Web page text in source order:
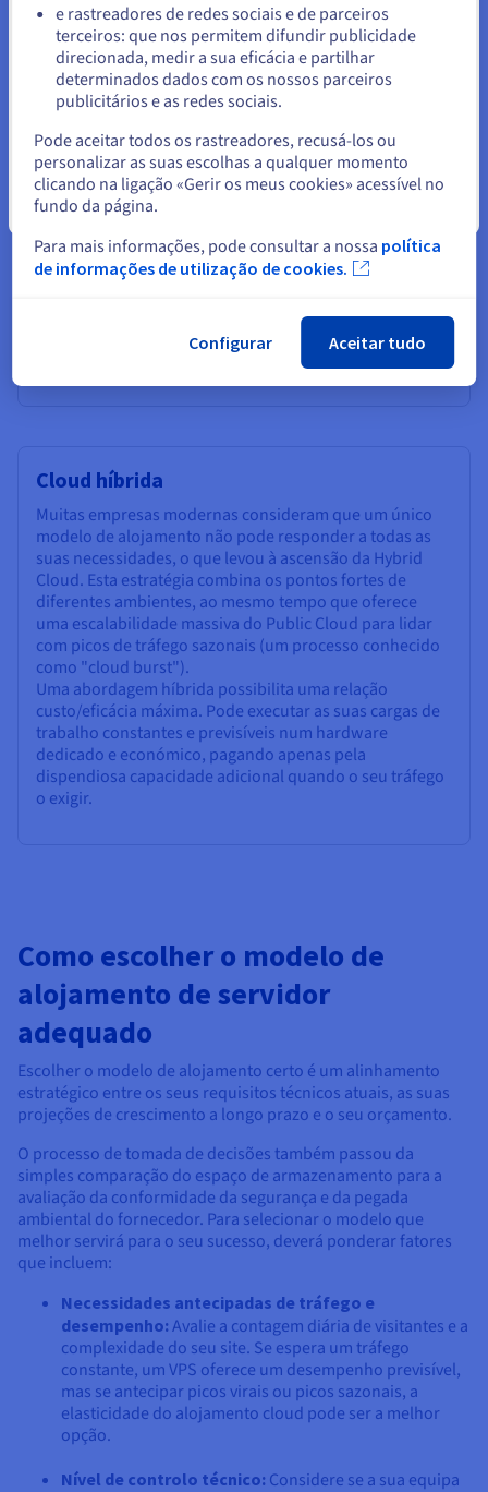
Cloud privada
Uma Private Cloud é um ambiente cloud dedicado
concebido para uma única organização. Ao contrário da
como um gigantesco complexo de apartamentos
digitais), a Private Cloud funciona como uma
propriedade privada de alta tecnologia.
Utiliza a virtualização para criar um conjunto flexível de
hardware dedicado exclusivamente reservado à sua
empresa.
organizações que necessitam da escalabilidade da cloud
mas que não podem fazer cedências em termos de
segurança ou soberania de dados.
Cloud híbrida
Muitas empresas modernas consideram que um único
modelo de alojamento não pode responder a todas as
suas necessidades, o que levou à ascensão da Hybrid
Cloud. Esta estratégia combina os pontos fortes de
diferentes ambientes, ao mesmo tempo que oferece
uma escalabilidade massiva do Public Cloud para lidar
com picos de tráfego sazonais (um processo conhecido
como "cloud burst").
Uma abordagem híbrida possibilita uma relação
custo/eficácia máxima. Pode executar as suas cargas de
trabalho constantes e previsíveis num hardware
dedicado e económico, pagando apenas pela
dispendiosa capacidade adicional quando o seu tráfego
o exigir.
Como escolher o modelo de
alojamento de servidor
adequado
Escolher o modelo de alojamento certo é um alinhamento
estratégico entre os seus requisitos técnicos atuais, as suas
projeções de crescimento a longo prazo e o seu orçamento.
O processo de tomada de decisões também passou da
simples comparação do espaço de armazenamento para a
avaliação da conformidade da segurança e da pegada
ambiental do fornecedor. Para selecionar o modelo que
melhor servirá para o seu sucesso, deverá ponderar fatores
que incluem:
Necessidades antecipadas de tráfego e
desempenho: Avalie a contagem diária de visitantes e a
complexidade do seu site. Se espera um tráfego
constante, um VPS oferece um desempenho previsível,
mas se antecipar picos virais ou picos sazonais, a
elasticidade do alojamento cloud pode ser a melhor
opção.
Nível de controlo técnico: Considere se a sua equipa
Ficar no website atual
Selecionar outro website
e rastreadores de redes sociais e de parceiros
terceiros: que nos permitem difundir publicidade
direcionada, medir a sua eficácia e partilhar
determinados dados com os nossos parceiros
publicitários e as redes sociais.
Pode aceitar todos os rastreadores, recusá-los ou
personalizar as suas escolhas a qualquer momento
clicando na ligação «Gerir os meus cookies» acessível no
fundo da página.
Para mais informações, pode consultar a nossa política
de informações de utilização de cookies.
Configurar Aceitar tudo